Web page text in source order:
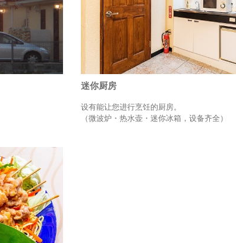
迷你厨房
设有能让您进行烹饪的厨房。
（微波炉・热水壶・迷你冰箱，设备齐全）